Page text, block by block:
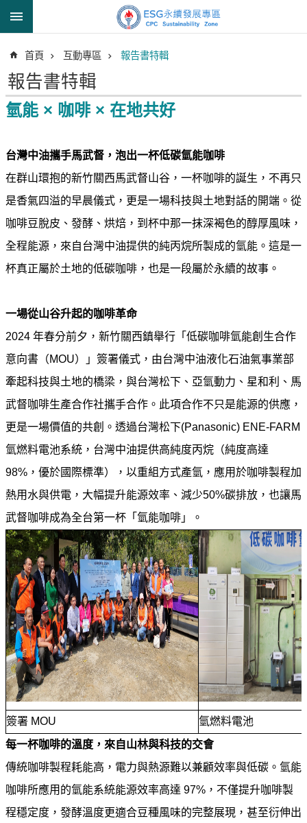
跳到主要內容區塊
階
搜
尋
透
中
油
信
治
理
譽
油
品
牌
神
淨
零
中
綠
色
守
護
友
愛
中
油
深
耕
關
懷
永
續
應
鏈
最
首頁 互動專區 報告書特輯
報告書特輯
氫能 × 咖啡 × 在地共好
台灣中油攜手馬武督，泡出一杯低碳氫能咖啡
在群山環抱的新竹關西馬武督山谷，一杯咖啡的誕生，不再只
是香氣四溢的早晨儀式，更是一場科技與土地對話的開端。從
咖啡豆脫皮、發酵、烘焙，到杯中那一抹深褐色的醇厚風味，
全程能源，來自台灣中油提供的純丙烷所製成的氫能。這是一
杯真正屬於土地的低碳咖啡，也是一段屬於永續的故事。
一場從山谷升起的咖啡革命
2024 年春分前夕，新竹關西鎮舉行「低碳咖啡氫能創生合作
意向書（MOU）」簽署儀式，由台灣中油液化石油氣事業部
牽起科技與土地的橋梁，與台灣松下、亞氫動力、星和利、馬
武督咖啡生產合作社攜手合作。此項合作不只是能源的供應，
更是一場價值的共創。透過台灣松下(Panasonic) ENE-FARM
氫燃料電池系統，台灣中油提供高純度丙烷（純度高達
98%，優於國際標準），以重組方式產氫，應用於咖啡製程加
熱用水與供電，大幅提升能源效率、減少50%碳排放，也讓馬
武督咖啡成為全台第一杯「氫能咖啡」。
簽署 MOU
氫燃料電池
每一杯咖啡的溫度，來自山林與科技的交會
傳統咖啡製程耗能高，電力與熱源難以兼顧效率與低碳。氫能
咖啡所應用的氫能系統能源效率高達 97%，不僅提升咖啡製
程穩定度，發酵溫度更適合豆種風味的完整展現，甚至衍伸出